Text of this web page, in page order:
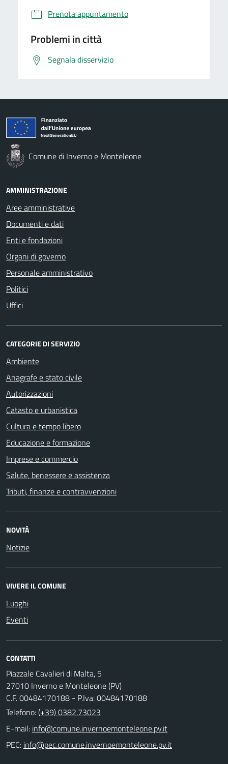
Prenota appuntamento
Problemi in città
Segnala disservizio
Comune di Inverno e Monteleone
AMMINISTRAZIONE
Aree amministrative
Documenti e dati
Enti e fondazioni
Organi di governo
Personale amministrativo
Politici
Uffici
CATEGORIE DI SERVIZIO
Ambiente
Anagrafe e stato civile
Autorizzazioni
Catasto e urbanistica
Cultura e tempo libero
Educazione e formazione
Imprese e commercio
Salute, benessere e assistenza
Tributi, finanze e contravvenzioni
NOVITÀ
Notizie
VIVERE IL COMUNE
Luoghi
Eventi
CONTATTI
Piazzale Cavalieri di Malta, 5
27010 Inverno e Monteleone (PV)
C.F. 00484170188 - P.Iva: 00484170188
Telefono:(+39) 0382.73023
E-mail:
PEC: